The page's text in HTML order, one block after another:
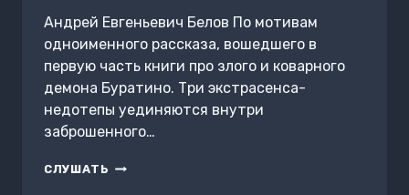
Андрей Евгеньевич Белов По мотивам
одноименного рассказа, вошедшего в
первую часть книги про злого и коварного
демона Буратино. Три экстрасенса-
недотепы уединяются внутри
заброшенного…
СЛУШАТЬ ПОТРЯСНЫЕ